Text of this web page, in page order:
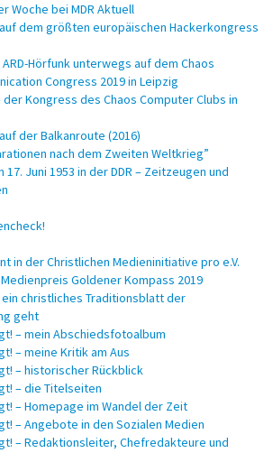
Woche bei MDR Aktuell
dem größten europäischen Hackerkongress
Hörfunk unterwegs auf dem Chaos
Congress 2019 in Leipzig
der Kongress des Chaos Computer Clubs in
der Balkanroute (2016)
nach dem Zweiten Weltkrieg”
17. Juni 1953 in der DDR – Zeitzeugen und
in der Christlichen Medieninitiative pro e.V.
Goldener Kompass 2019
ein christliches Traditionsblatt der
geht
– mein Abschiedsfotoalbum
– meine Kritik am Aus
– historischer Rückblick
– die Titelseiten
– Homepage im Wandel der Zeit
– Angebote in den Sozialen Medien
– Redaktionsleiter, Chefredakteure und